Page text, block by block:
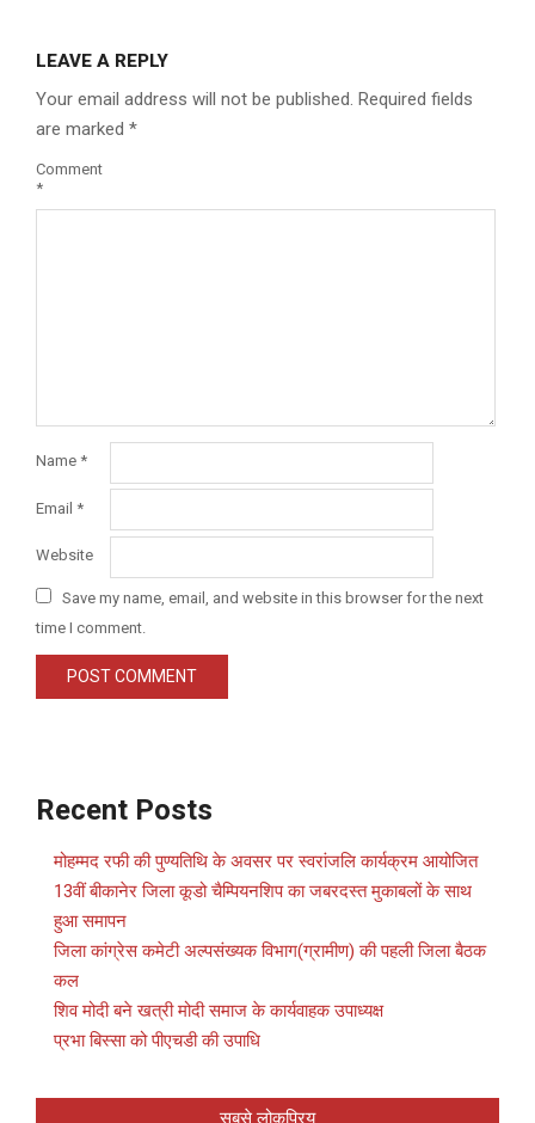
LEAVE A REPLY
Your email address will not be published. Required fields
are marked *
Comment
*
Name *
Email *
Website
Save my name, email, and website in this browser for the next
time I comment.
Recent Posts
मोहम्मद रफी की पुण्यतिथि के अवसर पर स्वरांजलि कार्यक्रम आयोजित
13वीं बीकानेर जिला कूडो चैम्पियनशिप का जबरदस्त मुकाबलों के साथ
हुआ समापन
जिला कांग्रेस कमेटी अल्पसंख्यक विभाग(ग्रामीण) की पहली जिला बैठक
कल
शिव मोदी बने खत्री मोदी समाज के कार्यवाहक उपाध्यक्ष
प्रभा बिस्सा को पीएचडी की उपाधि
सबसे लोकप्रिय